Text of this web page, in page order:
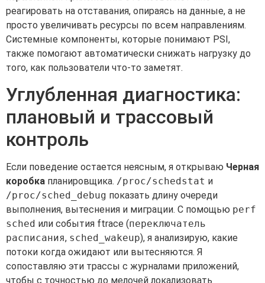
реагировать на отставания, опираясь на данные, а не
просто увеличивать ресурсы по всем направлениям.
Системные компоненты, которые понимают PSI,
также помогают автоматически снижать нагрузку до
того, как пользователи что-то заметят.
Углубленная диагностика:
плановый и трассовый
контроль
Если поведение остается неясным, я открываю Черная
коробка планировщика. /proc/schedstat и
/proc/sched_debug показать длину очереди
выполнения, вытеснения и миграции. С помощью perf
sched или события ftrace (переключатель
расписания, sched_wakeup), я анализирую, какие
потоки когда ожидают или вытесняются. Я
сопоставляю эти трассы с журналами приложений,
чтобы с точностью до мелочей локализовать